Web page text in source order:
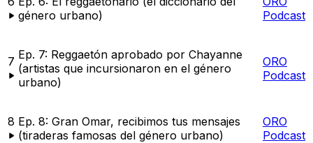
género urbano)
Podcast
7 Ep. 7: Reggaetón aprobado por Chayanne
(artistas que incursionaron en el género
urbano)
ORO
Podcast
8 Ep. 8: Gran Omar, recibimos tus mensajes
(tiraderas famosas del género urbano)
ORO
Podcast